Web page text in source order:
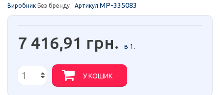
Виробник Без бренду Артикул MP-335083
7 416,91 грн. в 1.
У КОШИК